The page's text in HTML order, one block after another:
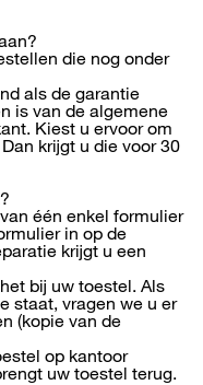
die nog onder
als de garantie
is van de algemene
Kiest u ervoor om
krijgt u die voor 30
één enkel formulier
in op de
krijgt u een
bij uw toestel. Als
staat, vragen we u er
(kopie van de
op kantoor
uw toestel terug.